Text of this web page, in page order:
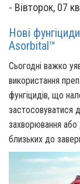
- Вівторок, 07
Нові
Asorbital™
Сьогодні важко
використання
фунгіцидів, що
застосовуватися
захворювання або
близьких до